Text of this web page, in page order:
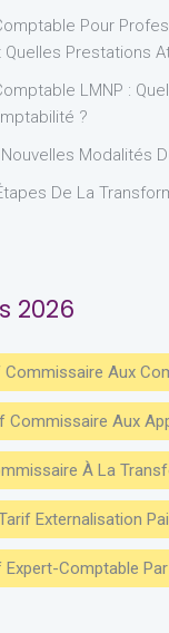
Pour
Quelles Prestations
LMNP :
?
Modalités
De La
2026
Commissaire Aux
Commissaire Aux
À La
Externalisation
Expert-Comptable